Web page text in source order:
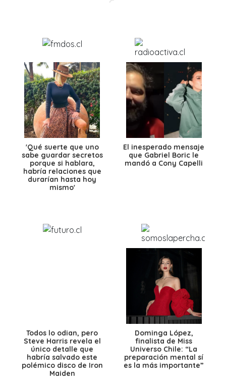
'Qué suerte que uno
sabe guardar secretos
porque si hablara,
habría relaciones que
durarían hasta hoy
mismo'
El inesperado mensaje
que Gabriel Boric le
mandó a Cony Capelli
Todos lo odian, pero
Steve Harris revela el
único detalle que
habría salvado este
polémico disco de Iron
Maiden
Dominga López,
finalista de Miss
Universo Chile: “La
preparación mental sí
es la más importante”